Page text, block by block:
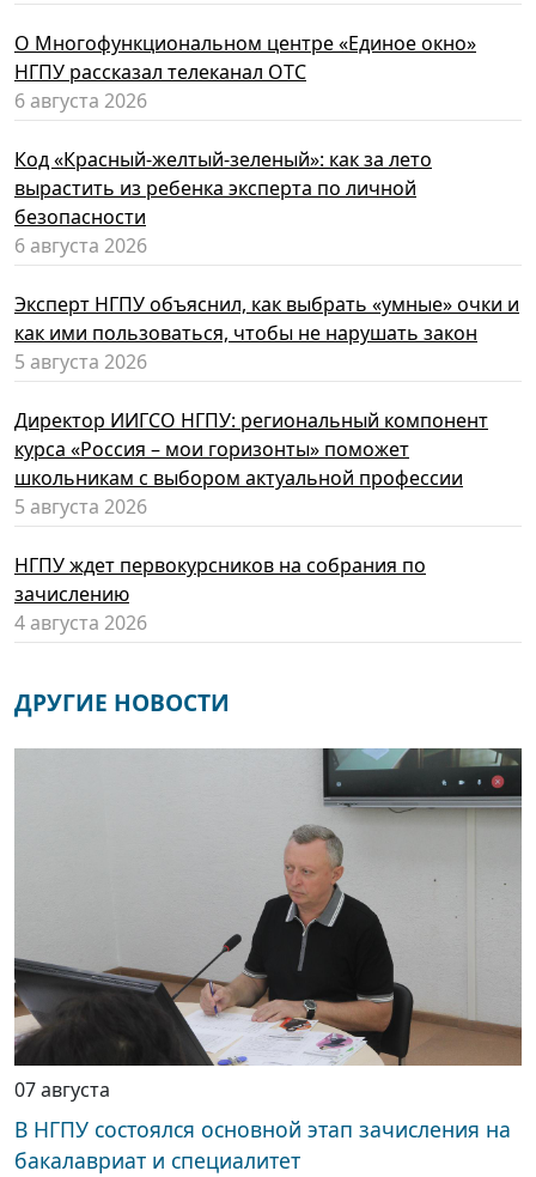
О Многофункциональном центре «Единое окно»
НГПУ рассказал телеканал ОТС
6 августа 2026
Код «Красный-желтый-зеленый»: как за лето
вырастить из ребенка эксперта по личной
безопасности
6 августа 2026
Эксперт НГПУ объяснил, как выбрать «умные» очки и
как ими пользоваться, чтобы не нарушать закон
5 августа 2026
Директор ИИГСО НГПУ: региональный компонент
курса «Россия – мои горизонты» поможет
школьникам с выбором актуальной профессии
5 августа 2026
НГПУ ждет первокурсников на собрания по
зачислению
4 августа 2026
ДРУГИЕ НОВОСТИ
07 августа
В НГПУ состоялся основной этап зачисления на
бакалавриат и специалитет